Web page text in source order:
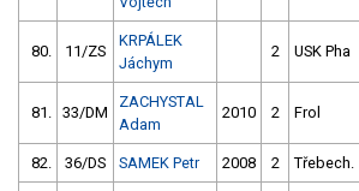
80. 11/ZS
KRPÁLEK
Jáchym
2 USK Pha
81. 33/DM
ZACHYSTAL
Adam
2010 2 Frol
82. 36/DS SAMEK Petr 2008 2 Třebech.